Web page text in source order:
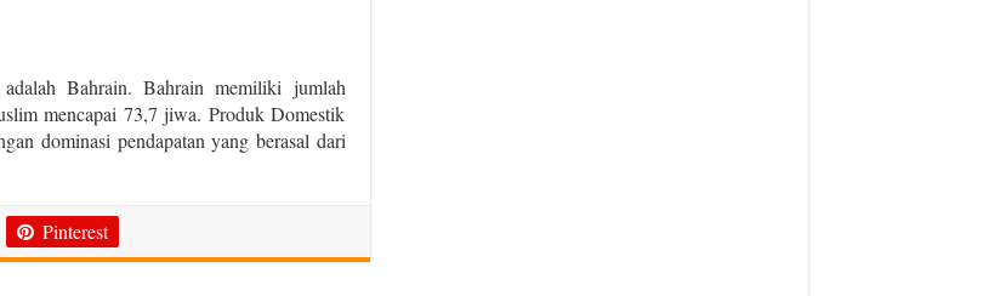
Bahrain. Bahrain memiliki jumlah
mencapai 73,7 jiwa. Produk Domestik
dominasi pendapatan yang berasal dari
Pinterest